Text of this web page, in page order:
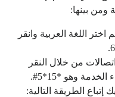
بينها:
الاتصال على رقم 1500 ثم اختر اللغة العربية وانقر
من خلال النقر
وهو *15*5#.
الطريقة التالية: